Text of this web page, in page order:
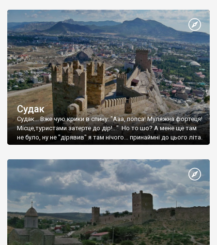
Судак
Судак... Вже чую крики в спину: "Ааа, попса! Муляжна фортеця!
Місце,туристами затерте до дір!..." Но то шо? А мене ще там
не було, ну не "дірявив" я там нічого... принаймні до цього літа.